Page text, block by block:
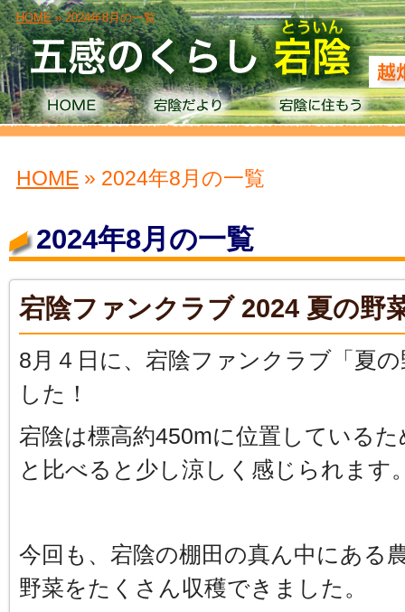
HOME» 2024年8月の一覧
HOME » 2024年8月の一覧
2024年8月の一覧
宕陰ファンクラブ 2024 夏の野
8月４日に、宕陰ファンクラブ「夏
した！
宕陰は標高約450mに位置している
と比べると少し涼しく感じられます
今回も、宕陰の棚田の真ん中にある
野菜をたくさん収穫できました。